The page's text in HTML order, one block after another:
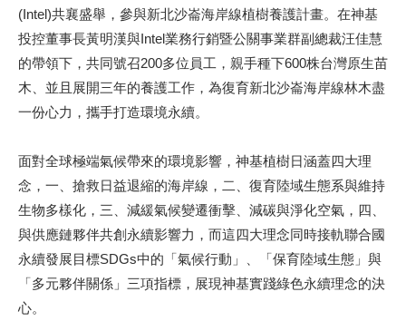
(Intel)共襄盛舉，參與新北沙崙海岸線植樹養護計畫。在神基
投控董事長黃明漢與Intel業務行銷暨公關事業群副總裁汪佳慧
的帶領下，共同號召200多位員工，親手種下600株台灣原生苗
木、並且展開三年的養護工作，為復育新北沙崙海岸線林木盡
一份心力，攜手打造環境永續。
面對全球極端氣候帶來的環境影響，神基植樹日涵蓋四大理
念，一、搶救日益退縮的海岸線，二、復育陸域生態系與維持
生物多樣化，三、減緩氣候變遷衝擊、減碳與淨化空氣，四、
與供應鏈夥伴共創永續影響力，而這四大理念同時接軌聯合國
永續發展目標SDGs中的「氣候行動」、「保育陸域生態」與
「多元夥伴關係」三項指標，展現神基實踐綠色永續理念的決
心。